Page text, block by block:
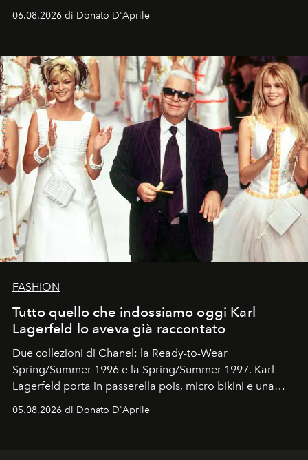
Italia la sua style evolution.
06.08.2026 di Donato D'Aprile
FASHION
Tutto quello che indossiamo oggi Karl
Lagerfeld lo aveva già raccontato
Due collezioni di Chanel: la Ready-to-Wear
Spring/Summer 1996 e la Spring/Summer 1997. Karl
Lagerfeld porta in passerella pois, micro bikini e una
logomania pensata per la spiaggia
Kate, Claudia e Carla una dietro l'altra. Trent'anni dopo,
05.08.2026 di Donato D'Aprile